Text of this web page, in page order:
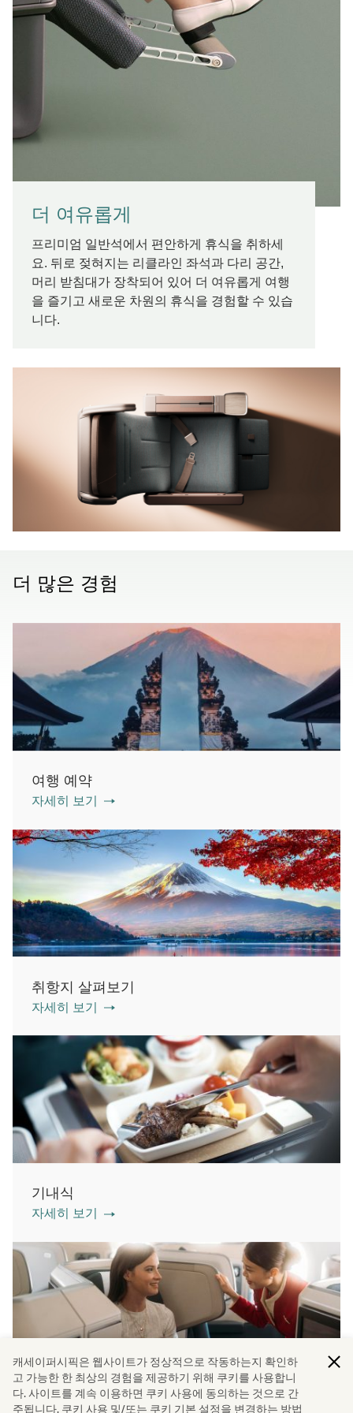
더 여유롭게
프리미엄 일반석에서 편안하게 휴식을 취하세
요. 뒤로 젖혀지는 리클라인 좌석과 다리 공간,
머리 받침대가 장착되어 있어 더 여유롭게 여행
을 즐기고 새로운 차원의 휴식을 경험할 수 있습
니다.
더 많은 경험
여행 예약
자세히 보기
취항지 살펴보기
자세히 보기
기내식
자세히 보기
좌석 등급
캐세이퍼시픽은 웹사이트가 정상적으로 작동하는지 확인하
고 가능한 한 최상의 경험을 제공하기 위해 쿠키를 사용합니
다. 사이트를 계속 이용하면 쿠키 사용에 동의하는 것으로 간
주됩니다. 쿠키 사용 및/또는 쿠키 기본 설정을 변경하는 방법